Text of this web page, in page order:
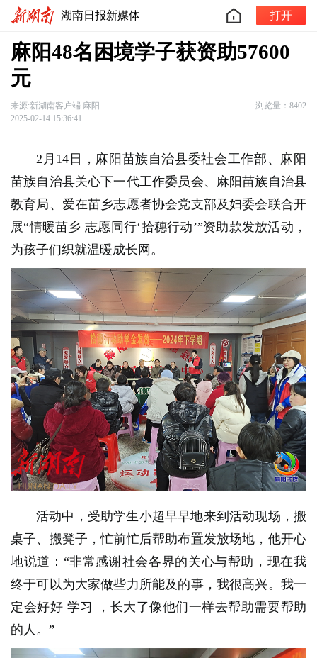
湖南日报新媒体 打开
麻阳48名困境学子获资助57600
元
来源:新湖南客户端.麻阳
浏览量：8402
2025-02-14 15:36:41
2月14日，麻阳苗族自治县委社会工作部、麻阳
苗族自治县关心下一代工作委员会、麻阳苗族自治县
教育局、爱在苗乡志愿者协会党支部及妇委会联合开
展“情暖苗乡 志愿同行‘拾穗行动’”资助款发放活动，
为孩子们织就温暖成长网。
活动中，受助学生小超早早地来到活动现场，搬
桌子、搬凳子，忙前忙后帮助布置发放场地，他开心
地说道：“非常感谢社会各界的关心与帮助，现在我
终于可以为大家做些力所能及的事，我很高兴。我一
定会好好 学习
，长大了像他们一样去帮助需要帮助
的人。”